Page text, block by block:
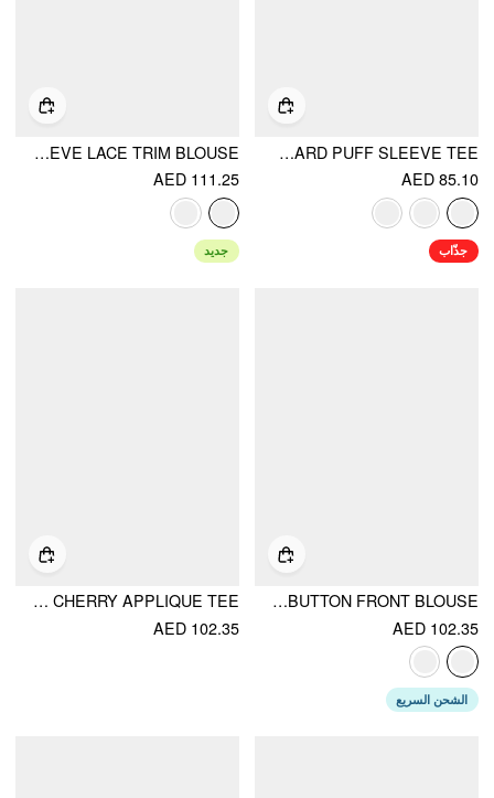
CAT & FLORAL GRAPHIC JACQUARD PUFF SLEEVE TEE
AED 85.10
جذّاب
COTTON-BLEND STRIPE FLORAL V-NECK RUFFLE SLEEVE LACE TRIM BLOUSE
AED 111.25
جديد
ROUND NECKLINE SHORT SLEEVE SEE-THROUGH BUTTON FRONT BLOUSE
AED 102.35
الشحن السريع
COTTON-BLEND RUFFLED SHORT SLEEVE CHERRY APPLIQUE TEE
AED 102.35